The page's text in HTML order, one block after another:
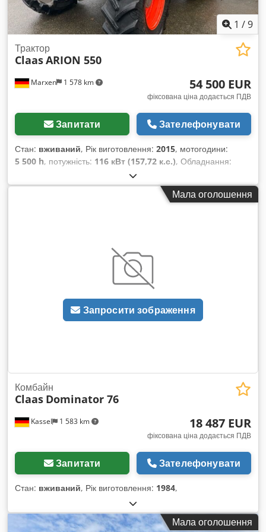
1 /9
Marxen 1 578 km
Трактор
ClaasARION 550
54 500 EUR
фіксована ціна додається ПДВ
Запитати Зателефонувати
Стан: вживаний, Рік виготовлення: 2015, мотогодини:
5 500 h, потужність: 116 кВт (157,72 к.с.), Обладнання:
гальмо зі стисненим повітрям
Мала оголошення
Запросити зображення
Kassel 1 583 km
Комбайн
Claas Dominator 76
18 487 EUR
фіксована ціна додається ПДВ
Запитати Зателефонувати
Стан: вживаний, Рік виготовлення: 1984,
Мала оголошення